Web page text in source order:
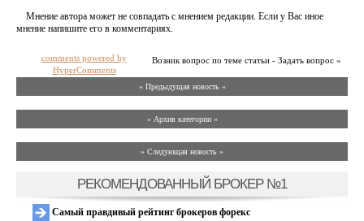
Мнение автора может не совпадать с мнением редакции. Если у Вас иное
мнение напишите его в комментариях.
Возник вопрос по теме статьи - Задать вопрос »
comments powered by
HyperComments
« Предыдущая новость «
» Архив категории «
» Следующая новость »
РЕКОМЕНДОВАННЫЙ БРОКЕР №1
Самый правдивый рейтинг брокеров форекс